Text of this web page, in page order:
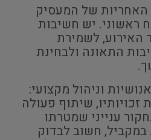
של המעסיק
ראשוני. יש חשיבות
האירוע, לשמירת
התאונה ולבחינת
וניהול מקצועי:
זכויותיו, שיתוף פעולה
ענייני שמטרתו
חשוב לבדוק